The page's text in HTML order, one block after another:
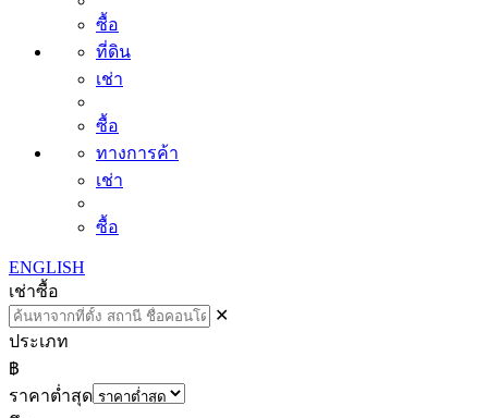
ซื้อ
ที่ดิน
เช่า
ซื้อ
ทางการค้า
เช่า
ซื้อ
ENGLISH
เช่าซื้อ
✕
ประเภท
฿
ราคาต่ำสุด